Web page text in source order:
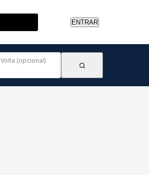
ENTRAR
Volta (opcional)